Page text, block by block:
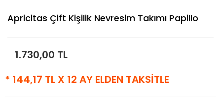
Apricitas Çift Kişilik Nevresim Takımı Papillo
1.730,00 TL
* 144,17 TL X 12 AY ELDEN TAKSİTLE